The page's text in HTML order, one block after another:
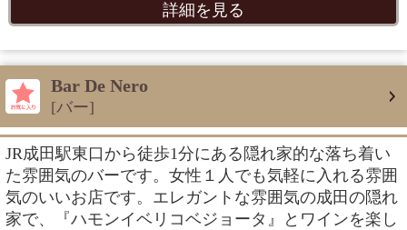
詳細を見る
Bar De Nero
[バー]
JR成田駅東口から徒歩1分にある隠れ家的な落ち着い
た雰囲気のバーです。女性１人でも気軽に入れる雰囲
気のいいお店です。エレガントな雰囲気の成田の隠れ
家で、『ハモンイベリコベジョータ』とワインを楽し